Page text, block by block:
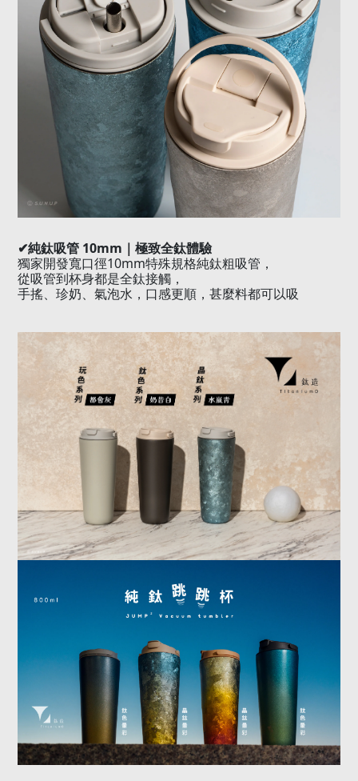
✔純鈦吸管 10mm ｜極致全鈦體驗
獨家開發寬口徑10mm特殊規格純鈦粗吸管，
從吸管到杯身都是全鈦接觸，
手搖、珍奶、氣泡水，口感更順，甚麼料都可以吸